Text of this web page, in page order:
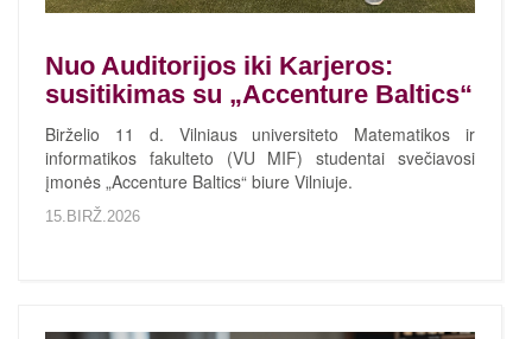
Nuo Auditorijos iki Karjeros:
susitikimas su „Accenture Baltics“
Birželio 11 d. Vilniaus universiteto Matematikos ir
informatikos fakulteto (VU MIF) studentai svečiavosi
įmonės „Accenture Baltics“ biure Vilniuje.
15.BIRŽ.2026